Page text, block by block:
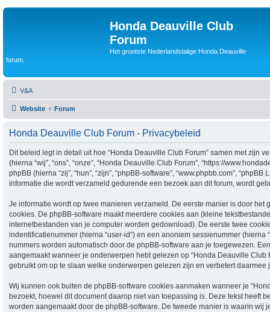
Honda Deauville Club
Forum
Het grootste Nederlandstalige Honda Deauville
forum.
V&A
Website Forum
Honda Deauville Club Forum - Privacybeleid
Dit beleid legt in detail uit hoe “Honda Deauville Club Forum” samen met zijn
(hierna “wij”, “ons”, “onze”, “Honda Deauville Club Forum”, “https://
phpBB (hierna “zij”, “hun”, “zijn”, “phpBB-software”, “www.phpbb.com”, “phpBB
informatie die wordt verzameld gedurende een bezoek aan dit forum, wordt
Je informatie wordt op twee manieren verzameld. De eerste manier is door het
cookies. De phpBB-software maakt meerdere cookies aan (kleine
internetbestanden van je computer worden gedownload). De eerste twee
indentificatienummer (hierna “user-id”) en een anoniem sessienummer (hierna
nummers worden automatisch door de phpBB-software aan je toegewezen.
aangemaakt wanneer je onderwerpen hebt gelezen op “Honda Deauville Club
gebruikt om op te slaan welke onderwerpen gelezen zijn en verbetert daarmee
Wij kunnen ook buiten de phpBB-software cookies aanmaken wanneer je
bezoekt, hoewel dit document daarop niet van toepassing is. Deze tekst heeft
worden aangemaakt door de phpBB-software. De tweede manier is waarin wij